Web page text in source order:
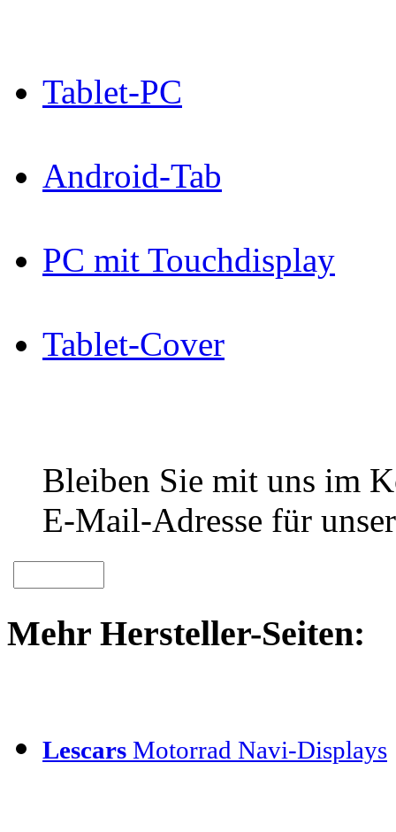
Tablet-PC
Android-Tab
PC mit Touchdisplay
Tablet-Cover
Bleiben Sie mit uns im
E-Mail-Adresse für
Mehr Hersteller-Seiten:
Lescars Motorrad Navi-Displays